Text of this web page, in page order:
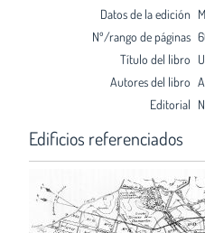
Datos de la edición
Nº/rango de páginas
Título del libro
Autores del libro
Editorial
Edificios referenciados